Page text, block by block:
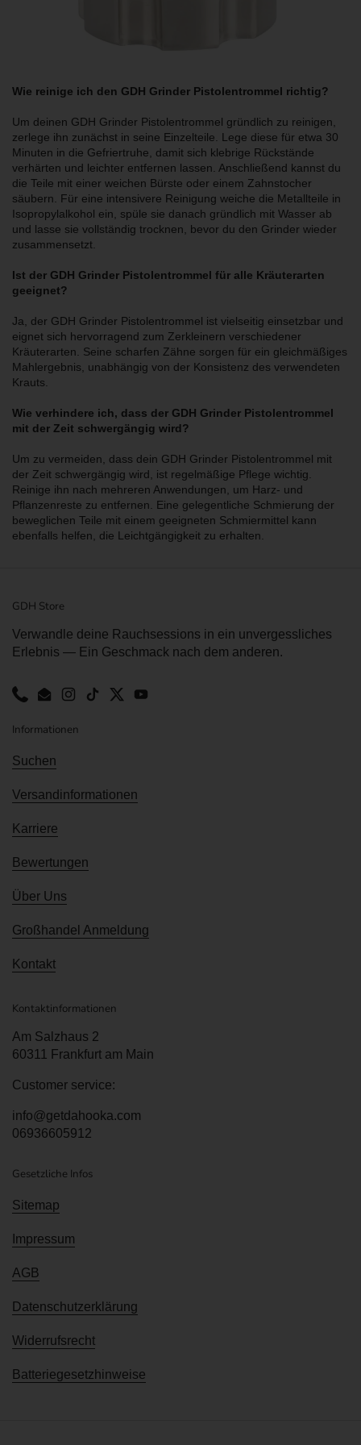
Wie reinige ich den GDH Grinder Pistolentrommel richtig?
Um deinen GDH Grinder Pistolentrommel gründlich zu reinigen,
zerlege ihn zunächst in seine Einzelteile. Lege diese für etwa 30
Minuten in die Gefriertruhe, damit sich klebrige Rückstände
verhärten und leichter entfernen lassen. Anschließend kannst du
die Teile mit einer weichen Bürste oder einem Zahnstocher
säubern. Für eine intensivere Reinigung weiche die Metallteile in
Isopropylalkohol ein, spüle sie danach gründlich mit Wasser ab
und lasse sie vollständig trocknen, bevor du den Grinder wieder
zusammensetzt.
Ist der GDH Grinder Pistolentrommel für alle Kräuterarten
geeignet?
Ja, der GDH Grinder Pistolentrommel ist vielseitig einsetzbar und
eignet sich hervorragend zum Zerkleinern verschiedener
Kräuterarten. Seine scharfen Zähne sorgen für ein gleichmäßiges
Mahlergebnis, unabhängig von der Konsistenz des verwendeten
Krauts.
Wie verhindere ich, dass der GDH Grinder Pistolentrommel
mit der Zeit schwergängig wird?
Um zu vermeiden, dass dein GDH Grinder Pistolentrommel mit
der Zeit schwergängig wird, ist regelmäßige Pflege wichtig.
Reinige ihn nach mehreren Anwendungen, um Harz- und
Pflanzenreste zu entfernen. Eine gelegentliche Schmierung der
beweglichen Teile mit einem geeigneten Schmiermittel kann
ebenfalls helfen, die Leichtgängigkeit zu erhalten.
GDH Store
Verwandle deine Rauchsessions in ein unvergessliches
Erlebnis — Ein Geschmack nach dem anderen.
Informationen
Suchen
Versandinformationen
Karriere
Bewertungen
Über Uns
Großhandel Anmeldung
Kontakt
Kontaktinformationen
Am Salzhaus 2
60311 Frankfurt am Main
Customer service:
info@getdahooka.com
06936605912
Gesetzliche Infos
Sitemap
Impressum
AGB
Datenschutzerklärung
Widerrufsrecht
Batteriegesetzhinweise